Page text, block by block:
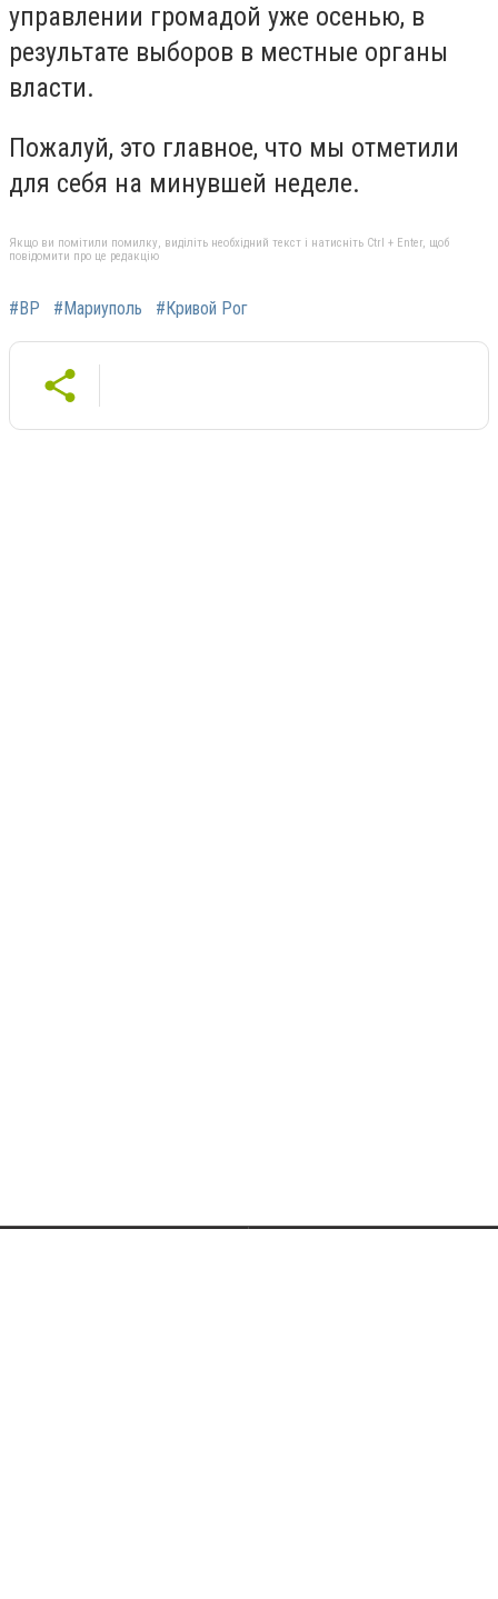
управлении громадой уже осенью, в
результате выборов в местные органы
власти.
Пожалуй, это главное, что мы отметили
для себя на минувшей неделе.
Якщо ви помітили помилку, виділіть необхідний текст і натисніть Ctrl + Enter, щоб
повідомити про це редакцію
#ВР #Мариуполь #Кривой Рог